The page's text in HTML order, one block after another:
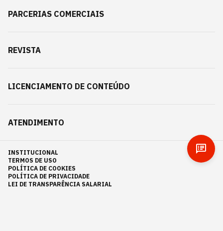
PARCERIAS COMERCIAIS
REVISTA
LICENCIAMENTO DE CONTEÚDO
ATENDIMENTO
INSTITUCIONAL
TERMOS DE USO
POLÍTICA DE COOKIES
POLÍTICA DE PRIVACIDADE
LEI DE TRANSPARÊNCIA SALARIAL